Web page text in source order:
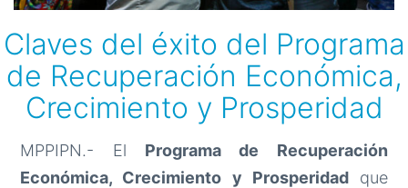
Claves del éxito del Programa
de Recuperación Económica,
Crecimiento y Prosperidad
MPPIPN.- El Programa de Recuperación
Económica, Crecimiento y Prosperidadque